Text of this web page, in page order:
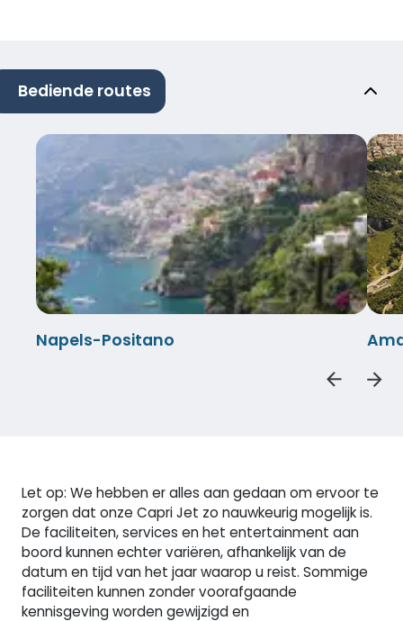
Bediende routes
Napels-Positano
Let op: We hebben er alles aan gedaan om ervoor te
zorgen dat onze Capri Jet zo nauwkeurig mogelijk is.
De faciliteiten, services en het entertainment aan
boord kunnen echter variëren, afhankelijk van de
datum en tijd van het jaar waarop u reist. Sommige
faciliteiten kunnen zonder voorafgaande
kennisgeving worden gewijzigd en